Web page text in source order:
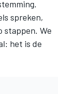
spreken,
stappen. We
het is de